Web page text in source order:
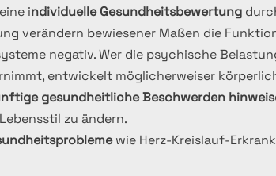
individuelle Gesundheitsbewertung
verändern bewiesener Maßen die
negativ. Wer die psychische
entwickelt möglicherweiser
gesundheitliche Beschwerden
zu ändern.
wie Herz-Kreislauf-
liefern